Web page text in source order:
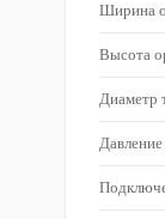
Ширина
Высота
Диаметр
Давление